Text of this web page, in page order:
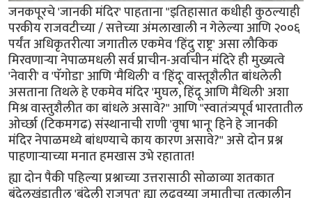
जनकपूरचे 'जानकी मंदिर' पाहताना "इतिहासात कधीही कुठल्याही
परकीय राजवटीच्या / सत्तेच्या अंमलाखाली न गेलेल्या आणि २००६
पर्यंत अधिकृतरीत्या जगातील एकमेव 'हिंदु राष्ट्र' असा लौकिक
मिरवणाऱ्या नेपाळमधली सर्व प्राचीन-अर्वाचीन मंदिरे ही मुख्यत्वे
'नेवारी' व 'पॅगोडा' आणि 'मैथिली' व 'हिंदू' वास्तूशैलीत बांधलेली
असताना तिथले हे एकमेव मंदिर 'मुघल, हिंदू आणि मैथिली' अशा
मिश्र वास्तुशैलीत का बांधले असावे?" आणि "स्वातंत्र्यपूर्व भारतातील
ओर्च्छा (टिकमगढ) संस्थानाची राणी 'वृषा भानू' हिने हे जानकी
मंदिर नेपाळमध्ये बांधण्याचे काय कारण असावे?" असे दोन प्रश्न
पाहणाऱ्याच्या मनात हमखास उभे रहातात!
ह्या दोन पैकी पहिल्या प्रश्नाच्या उत्तरासाठी सोळाव्या शतकात